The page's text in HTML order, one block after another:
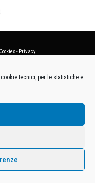
tecnici, per le statistiche e
Cookies- Privacy
02137480964 - R.E.A. MB-1370021 -
C.C. DECATHLON SA, Villeneuve